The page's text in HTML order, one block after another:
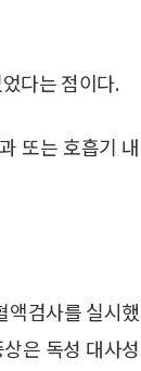
다는 점이다.
또는 호흡기 내
액검사를 실시했
은 독성 대사성